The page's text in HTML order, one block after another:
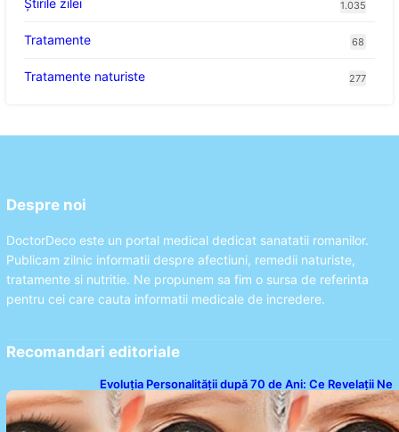
Știrile zilei 1.035
Tratamente 68
Tratamente naturiste 277
Despre noi
DoctorDeco este un portal medical dedicat sanatatii romanilor.
Publicam zilnic informatii despre afectiuni, remedii naturiste,
tratamente si nutritie. Ne propunem sa fim o sursa de referinta
pentru cei care cauta informatii medicale de incredere.
Recomandari editoriale
Evoluția Personalității după 70 de Ani: Ce Revelații Ne
Oferă Studiile Psihologice